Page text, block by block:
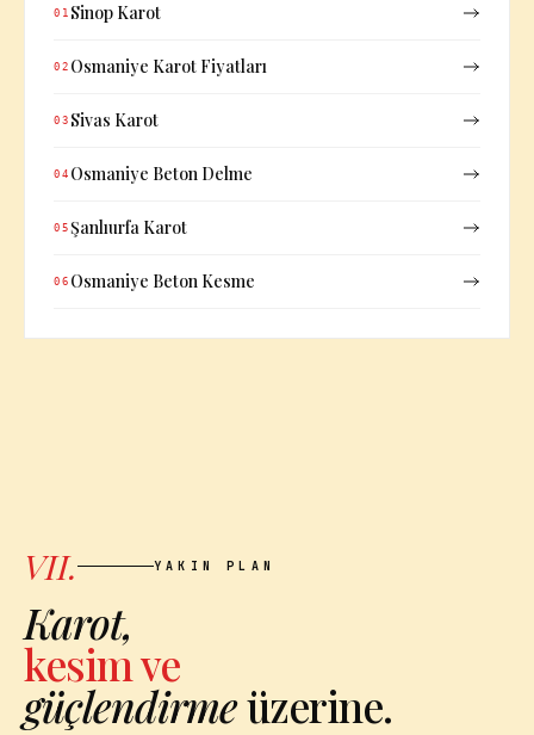
01 Sinop Karot
02 Osmaniye Karot Fiyatları
03 Sivas Karot
04 Osmaniye Beton Delme
05 Şanlıurfa Karot
06 Osmaniye Beton Kesme
VII. YAKIN PLAN
Karot,
kesim ve
güçlendirmeüzerine.